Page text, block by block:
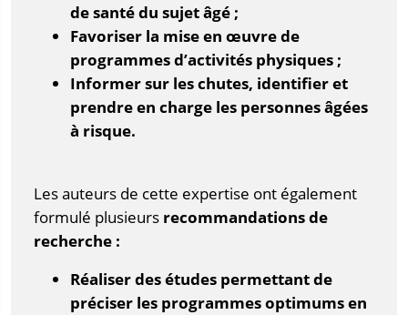
de santé du sujet âgé ;
Favoriser la mise en œuvre de
programmes d’activités physiques ;
Informer sur les chutes, identifier et
prendre en charge les personnes âgées
à risque.
Les auteurs de cette expertise ont également
formulé plusieurs recommandations de
recherche :
Réaliser des études permettant de
préciser les programmes optimums en